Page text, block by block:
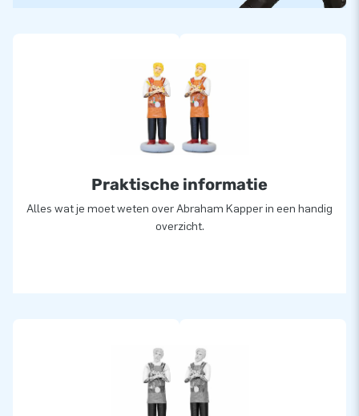
Praktische informatie
Alles wat je moet weten over Abraham Kapper in een handig
overzicht.